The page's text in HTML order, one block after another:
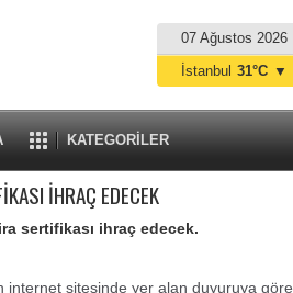
07 Ağustos 2026
KATEGORİLER
İstanbul 31°C ▼
İHRAÇ EDECEK
sertifikası ihraç edecek.
internet sitesinde yer alan duyuruya göre,